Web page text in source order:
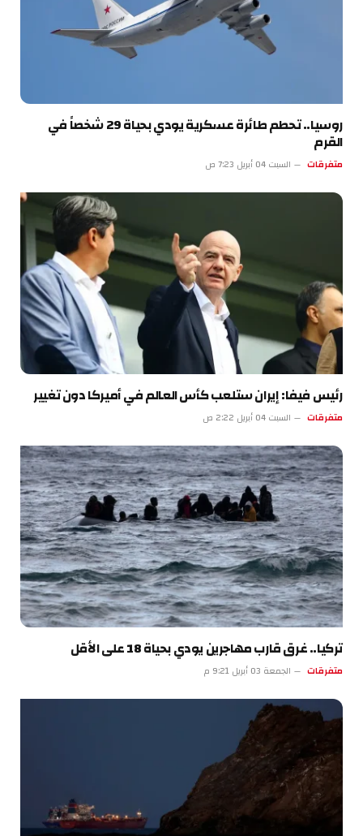
روسيا.. تحطم طائرة عسكرية يودي بحياة 29 شخصاً في
القرم
متفرقات السبت 04 أبريل 7:23 ص
رئيس فيفا: إيران ستلعب كأس العالم في أميركا دون تغيير
متفرقات السبت 04 أبريل 2:22 ص
تركيا.. غرق قارب مهاجرين يودي بحياة 18 على الأقل
متفرقات الجمعة 03 أبريل 9:21 م